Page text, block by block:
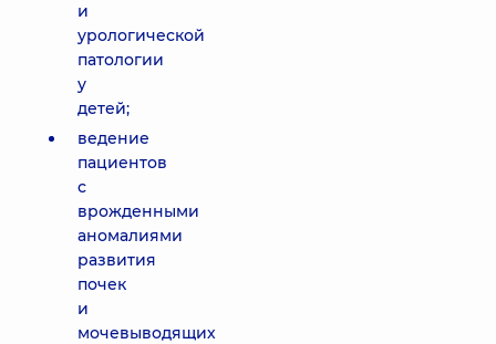
и
урологической
патологии
у
детей;
ведение
пациентов
с
врожденными
аномалиями
развития
почек
и
мочевыводящих